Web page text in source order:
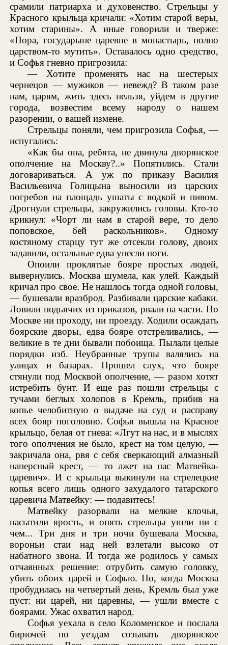
срамили патриарха и духовенство. Стрельцы у
Красного крыльца кричали: «Хотим старой веры,
хотим старины». А иные говорили и тверже:
«Пора, государыне царевне в монастырь, полно
царством-то мутить». Оставалось одно средство,
и Софья гневно пригрозила:
— Хотите променять нас на шестерых
чернецов — мужиков — невежд? В таком разе
нам, царям, жить здесь нельзя, уйдем в другие
города, возвестим всему народу о нашем
разорении, о вашей измене.
Стрельцы поняли, чем пригрозила Софья, —
испугались:
«Как бы она, ребята, не двинула дворянское
ополчение на Москву?..» Попятились. Стали
договариваться. А уж по приказу Василия
Васильевича Голицына выносили из царских
погребов на площадь ушаты с водкой и пивом.
Дрогнули стрельцы, закружились головы. Кто-то
крикнул: «Чорт ли нам в старой вере, то дело
поповское, бей раскольников». Одному
костяному старцу тут же отсекли голову, двоих
задавили, остальные едва унесли ноги.
Опоили проклятые бояре простых людей,
вывернулись. Москва шумела, как улей. Каждый
кричал про свое. Не нашлось тогда одной головы,
— бушевали вразброд. Разбивали царские кабаки.
Ловили подьячих из приказов, рвали на части. По
Москве ни проходу, ни проезду. Ходили осаждать
боярские дворы, едва бояре отстреливались, —
великие в те дни бывали побоища. Пылали целые
порядки изб. Неубранные трупы валялись на
улицах и базарах. Прошел слух, что бояре
стянули под Москвой ополчение, — разом хотят
истребить бунт. И еще раз пошли стрельцы с
тучами беглых холопов в Кремль, прибив на
копье челобитную о выдаче на суд и расправу
всех бояр поголовно. Софья вышла на Красное
крыльцо, белая от гнева: «Лгут на нас, и в мыслях
того ополчения не было, крест на том целую, —
закричала она, рвя с себя сверкающий алмазный
наперсный крест, — то лжет на нас Матвейка-
царевич». И с крыльца выкинули на стрелецкие
копья всего лишь одного захудалого татарского
царевича Матвейку: — подавитесь!
Матвейку разорвали на мелкие клочья,
насытили ярость, и опять стрельцы ушли ни с
чем... Три дня и три ночи бушевала Москва,
вороньи стаи над ней взлетали высоко от
набатного звона. И тогда же родилось у самых
отчаянных решение: отрубить самую головку,
убить обоих царей и Софью. Но, когда Москва
пробудилась на четвертый день, Кремль был уже
пуст: ни царей, ни царевны, — ушли вместе с
боярами. Ужас охватил народ.
Софья уехала в село Коломенское и послала
бирючей по уездам созывать дворянское